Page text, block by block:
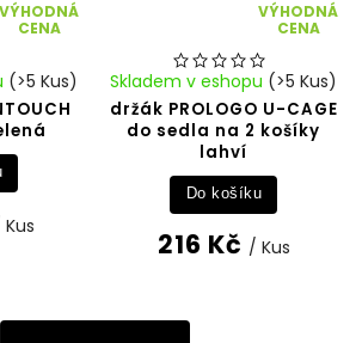
VÝHODNÁ
CENA
(>5 Kus)
VÝHODNÁ
CENA
držák PROLOGO U-CAGE
do sedla na 2 košíky
lahví
Skladem v eshopu (>5 Kus)
216 Kč / Kus
Do košíku